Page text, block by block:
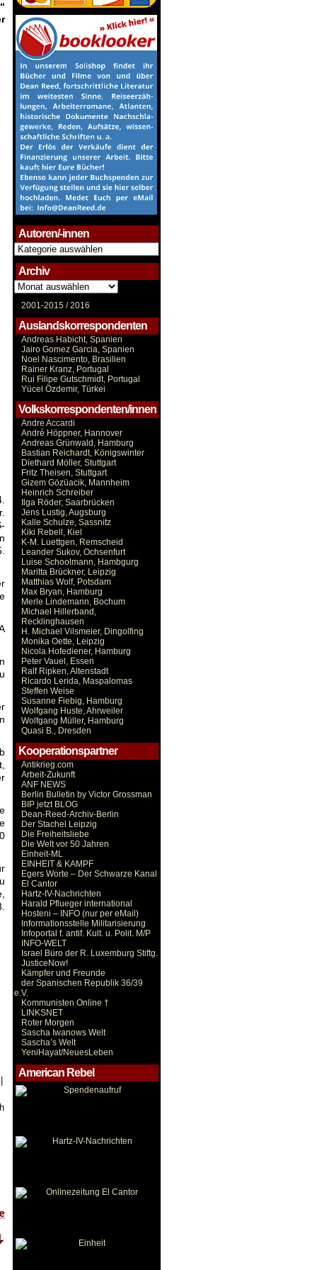
“
Autoren/-innen
Autoren/-
innen
Archiv
Archiv
2001-2015 /2016
Auslandskorrespondenten
Andreas Habicht, Spanien
Jairo Gomez Garcia, Spanien
Noel Nascimento, Brasilien
Rainer Kranz, Portugal
Rui Filipe Gutschmidt, Portugal
Yücel Özdemir, Türkei
Volkskorrespondenten/innen
Andre Accardi
André Höppner, Hannover
Andreas Grünwald, Hamburg
Bastian Reichardt, Königswinter
Diethard Möller, Stuttgart
Fritz Theisen, Stuttgart
Gizem Gözüacik, Mannheim
Heinrich Schreiber
Ilga Röder, Saarbrücken
Jens Lustig, Augsburg
Kalle Schulze, Sassnitz
Kiki Rebell, Kiel
K-M. Luettgen, Remscheid
Leander Sukov, Ochsenfurt
Luise Schoolmann, Hambgurg
Maritta Brückner, Leipzig
Matthias Wolf, Potsdam
Max Bryan, Hamburg
Merle Lindemann, Bochum
Michael Hillerband,
Recklinghausen
H. Michael Vilsmeier, Dingolfing
Monika Oette, Leipzig
Nicola Hofediener, Hamburg
Peter Vauel, Essen
Ralf Ripken, Altenstadt
Ricardo Lerida, Maspalomas
Steffen Weise
Susanne Fiebig, Hamburg
Wolfgang Huste, Ahrweiler
Wolfgang Müller, Hamburg
Quasi B., Dresden
Kooperationspartner
Antikrieg.com
Arbeit-Zukunft
ANF NEWS
Berlin Bulletin by Victor Grossman
BIP jetzt BLOG
Dean-Reed-Archiv-Berlin
Der Stachel Leipzig
Die Freiheitsliebe
Die Welt vor 50 Jahren
Einheit-ML
EINHEIT & KAMPF
Egers Worte – Der Schwarze Kanal
El Cantor
Hartz-IV-Nachrichten
Harald Pflueger international
Hosteni – INFO (nur per eMail)
Informationsstelle Militarisierung
Infoportal f. antif. Kult. u. Polit. M/P
INFO-WELT
Israel Büro der R. Luxemburg Stiftg.
JusticeNow!
Kämpfer und Freunde
der Spanischen Republik 36/39
e.V.
Kommunisten Online †
LINKSNET
Roter Morgen
Sascha Iwanows Welt
Sascha’s Welt
YeniHayat/NeuesLeben
American Rebel